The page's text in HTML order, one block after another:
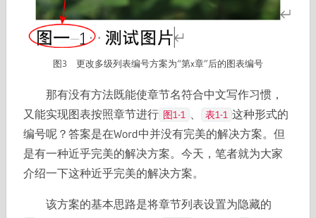
图3 更改多级列表编号方案为“第x章”后的图表编号
那有没有方法既能使章节名符合中文写作习惯，
又能实现图表按照章节进行 图1-1 、 表1-1 这种形式的
编号呢？答案是在Word中并没有完美的解决方案。但
是有一种近乎完美的解决方案。今天，笔者就为大家
介绍一下这种近乎完美的解决方案。
该方案的基本思路是将章节列表设置为隐藏的